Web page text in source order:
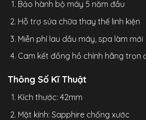
Bảo hành bộ máy 5 năm đầu
Hỗ trợ sửa chữa thay thế linh kiện
Miễn phí lau dầu máy, spa làm mới
Cam kết đồng hồ chính hãng trọn
Thông Số Kĩ Thuật
Kích thước: 42mm
Mặt kính: Sapphire chống xước